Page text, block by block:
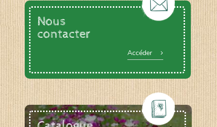
Nous
contacter
Accéder